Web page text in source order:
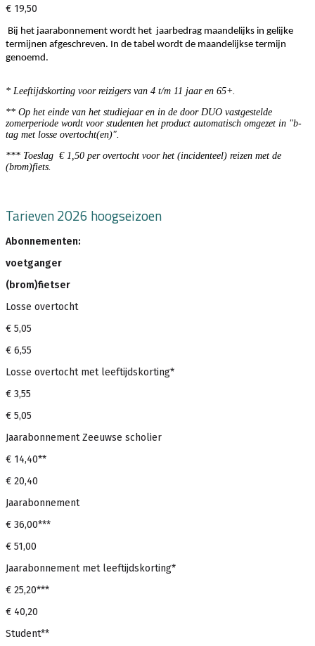
€ 19,50
Bij het jaarabonnement wordt het jaarbedrag maandelijks in gelijke
termijnen afgeschreven. In de tabel wordt de maandelijkse termijn
genoemd.
* Leeftijdskorting voor reizigers van 4 t/m 11 jaar en 65+.
** Op het einde van het studiejaar en in de door DUO vastgestelde
zomerperiode wordt voor studenten het product automatisch omgezet in "b-
tag met losse overtocht(en)".
*** Toeslag € 1,50 per overtocht voor het (incidenteel) reizen met de
(brom)fiets.
Tarieven 2026 hoogseizoen
Abonnementen:
voetganger
(brom)fietser
Losse overtocht
€ 5,05
€ 6,55
Losse overtocht met leeftijdskorting*
€ 3,55
€ 5,05
Jaarabonnement Zeeuwse scholier
€ 14,40**
€ 20,40
Jaarabonnement
€ 36,00***
€ 51,00
Jaarabonnement met leeftijdskorting*
€ 25,20***
€ 40,20
Student**